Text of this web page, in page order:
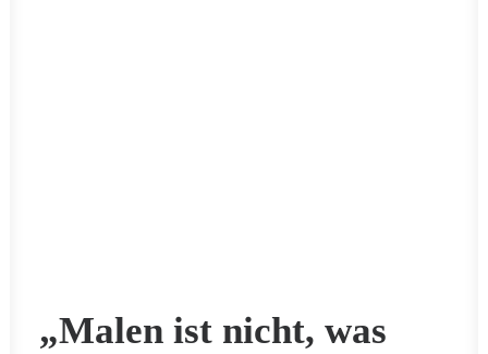
„Malen ist nicht, was